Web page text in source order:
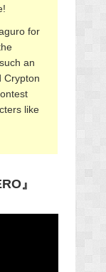
for
an
Crypton
like
』